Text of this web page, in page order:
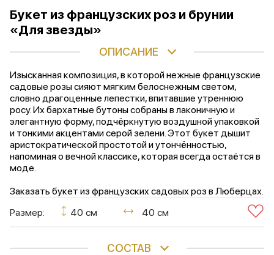
Букет из французских роз и брунии
«Для звезды»
ОПИСАНИЕ
Изысканная композиция, в которой нежные французские
садовые розы сияют мягким белоснежным светом,
словно драгоценные лепестки, впитавшие утреннюю
росу. Их бархатные бутоны собраны в лаконичную и
элегантную форму, подчёркнутую воздушной упаковкой
и тонкими акцентами серой зелени. Этот букет дышит
аристократической простотой и утончённостью,
напоминая о вечной классике, которая всегда остаётся в
моде.
Заказать букет из французских садовых роз в Люберцах.
Размер:
40 см 40 см
СОСТАВ